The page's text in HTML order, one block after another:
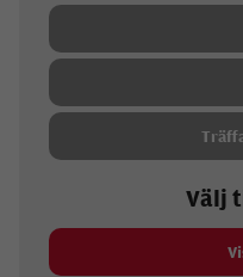
Välj